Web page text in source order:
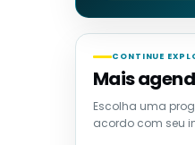
CONTINUE
Mais
Escolha uma
acordo com seu